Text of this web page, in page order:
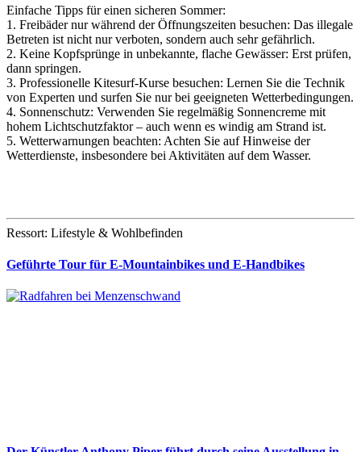
Einfache Tipps für einen sicheren Sommer:
1. Freibäder nur während der Öffnungszeiten besuchen: Das illegale
Betreten ist nicht nur verboten, sondern auch sehr gefährlich.
2. Keine Kopfsprünge in unbekannte, flache Gewässer: Erst prüfen,
dann springen.
3. Professionelle Kitesurf-Kurse besuchen: Lernen Sie die Technik
von Experten und surfen Sie nur bei geeigneten Wetterbedingungen.
4. Sonnenschutz: Verwenden Sie regelmäßig Sonnencreme mit
hohem Lichtschutzfaktor – auch wenn es windig am Strand ist.
5. Wetterwarnungen beachten: Achten Sie auf Hinweise der
Wetterdienste, insbesondere bei Aktivitäten auf dem Wasser.
Ressort: Lifestyle & Wohlbefinden
Geführte Tour für E-Mountainbikes und E-Handbikes